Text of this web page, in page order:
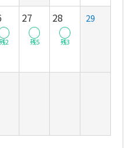
残2
27
○
残5
28
○
残3
29